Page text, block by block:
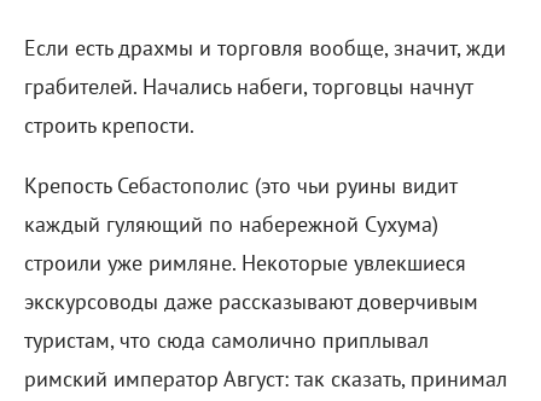
Если есть драхмы и торговля вообще, значит, жди
грабителей. Начались набеги, торговцы начнут
строить крепости.
Крепость Себастополис (это чьи руины видит
каждый гуляющий по набережной Сухума)
строили уже римляне. Некоторые увлекшиеся
экскурсоводы даже рассказывают доверчивым
туристам, что сюда самолично приплывал
римский император Август: так сказать, принимал